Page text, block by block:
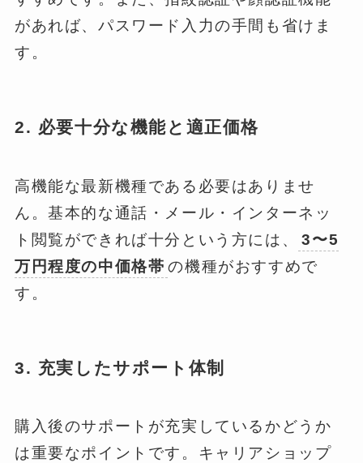
があれば、パスワード入力の手間も省けま
す。
2. 必要十分な機能と適正価格
高機能な最新機種である必要はありませ
ん。基本的な通話・メール・インターネッ
ト閲覧ができれば十分という方には、
3〜5
万円程度の中価格帯 の機種がおすすめで
す。
3. 充実したサポート体制
購入後のサポートが充実しているかどうか
は重要なポイントです。キャリアショップ